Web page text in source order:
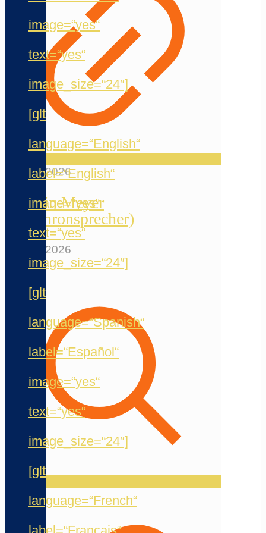
image=“yes“
text=“yes“
image_size=“24″]
[glt
language=“English“
label=“English“
image=“yes“
text=“yes“
image_size=“24″]
[glt
language=“Spanish“
label=“Español“
image=“yes“
text=“yes“
image_size=“24″]
[glt
language=“French“
20. Mai 2026
Jermain Meyer
(Synchronsprecher)
12. Mai 2026